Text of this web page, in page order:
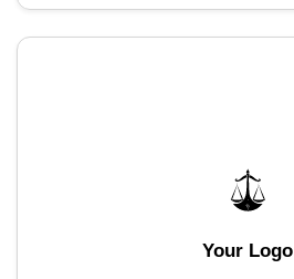
Your Logo